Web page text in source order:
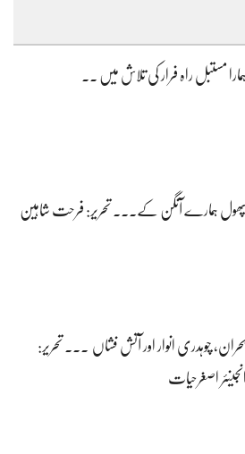
ہمارا مستبل راہ فرار کی تلاش میں ۔۔
پھول ہمارے آنگن کے۔۔۔ تحریر: فرحت شاہین
چوہدری انوار اور آتش فشاں ۔۔۔ تحریر:
انجینئر اصغرحیات